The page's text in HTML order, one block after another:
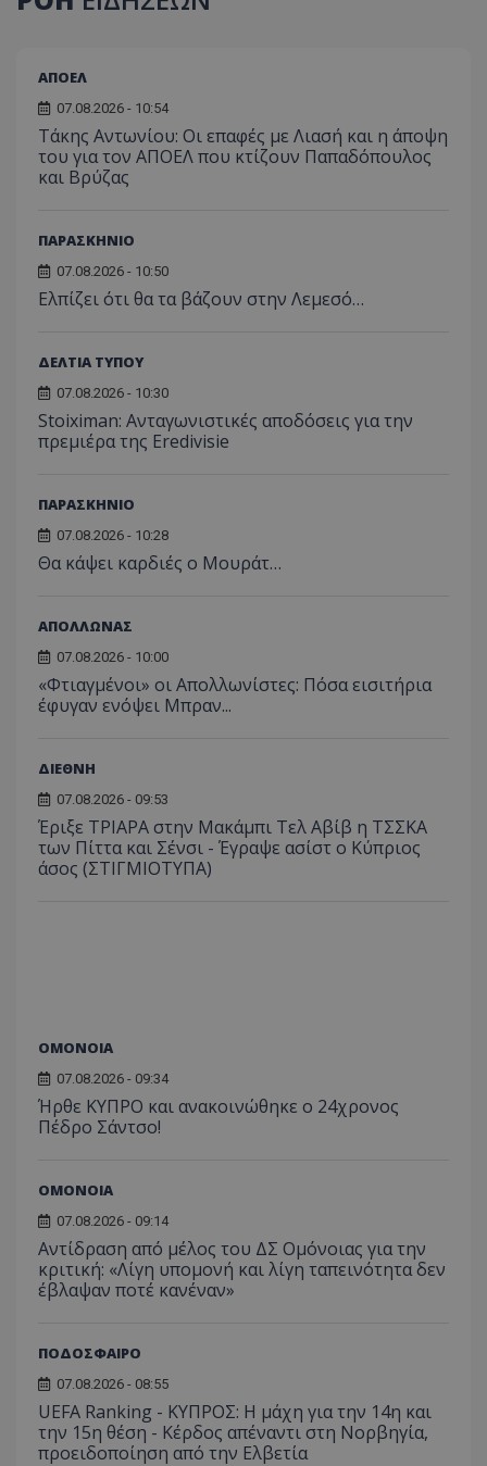
ΑΠΟΕΛ
07.08.2026 - 10:54
Τάκης Αντωνίου: Οι επαφές με Λιασή και η άποψη
του για τον ΑΠΟΕΛ που κτίζουν Παπαδόπουλος
και Βρύζας
ΠΑΡΑΣΚΗΝΙΟ
07.08.2026 - 10:50
Ελπίζει ότι θα τα βάζουν στην Λεμεσό…
ΔΕΛΤΙΑ ΤΥΠΟΥ
07.08.2026 - 10:30
Stoiximan: Ανταγωνιστικές αποδόσεις για την
πρεμιέρα της Eredivisie
ΠΑΡΑΣΚΗΝΙΟ
07.08.2026 - 10:28
Θα κάψει καρδιές ο Μουράτ…
ΑΠΟΛΛΩΝΑΣ
07.08.2026 - 10:00
«Φτιαγμένοι» οι Απολλωνίστες: Πόσα εισιτήρια
έφυγαν ενόψει Μπραν...
ΔΙΕΘΝΗ
07.08.2026 - 09:53
Έριξε ΤΡΙΑΡΑ στην Μακάμπι Τελ Αβίβ η ΤΣΣΚΑ
των Πίττα και Σένσι - Έγραψε ασίστ ο Κύπριος
άσος (ΣΤΙΓΜΙΟΤΥΠΑ)
ΟΜΟΝΟΙΑ
07.08.2026 - 09:34
Ήρθε ΚΥΠΡΟ και ανακοινώθηκε ο 24χρονος
Πέδρο Σάντσο!
ΟΜΟΝΟΙΑ
07.08.2026 - 09:14
Αντίδραση από μέλος του ΔΣ Ομόνοιας για την
κριτική: «Λίγη υπομονή και λίγη ταπεινότητα δεν
έβλαψαν ποτέ κανέναν»
ΠΟΔΟΣΦΑΙΡΟ
07.08.2026 - 08:55
UEFA Ranking - ΚΥΠΡΟΣ: Η μάχη για την 14η και
την 15η θέση - Κέρδος απέναντι στη Νορβηγία,
προειδοποίηση από την Ελβετία